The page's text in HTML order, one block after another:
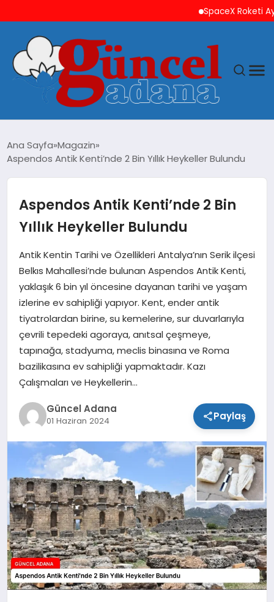
SpaceX Roketi Ay’a
GÜNCEL
YAŞAM
MAGAZIN
SPOR
TEKNOLOJI
Ana Sayfa Magazin
Aspendos Antik Kenti’nde 2 Bin Yıllık Heykeller Bulundu
Aspendos Antik Kenti’nde 2 Bin
Yıllık Heykeller Bulundu
Antik Kentin Tarihi ve Özellikleri Antalya’nın Serik ilçesi
Belkıs Mahallesi’nde bulunan Aspendos Antik Kenti,
yaklaşık 6 bin yıl öncesine dayanan tarihi ve yaşam
izlerine ev sahipliği yapıyor. Kent, ender antik
tiyatrolardan birine, su kemelerine, sur duvarlarıyla
çevrili tepedeki agoraya, anıtsal çeşmeye,
tapınağa, stadyuma, meclis binasına ve Roma
bazilikasına ev sahipliği yapmaktadır. Kazı
Çalışmaları ve Heykellerin…
Güncel Adana
01 Haziran 2024 Paylaş